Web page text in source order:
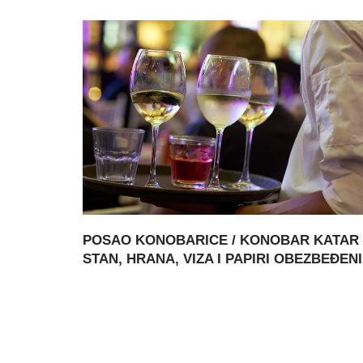
POSAO KONOBARICE / KONOBAR KATAR
STAN, HRANA, VIZA I PAPIRI OBEZBEĐENI